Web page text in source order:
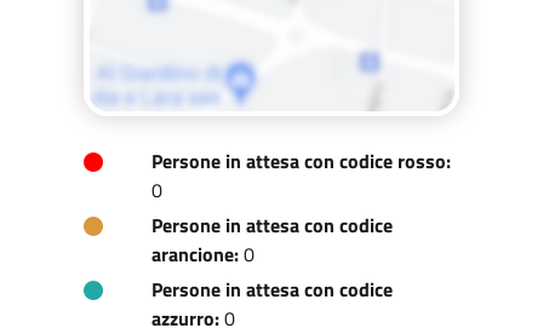
Persone in attesa con codice rosso:
0
Persone in attesa con codice
arancione:0
Persone in attesa con codice
azzurro:0